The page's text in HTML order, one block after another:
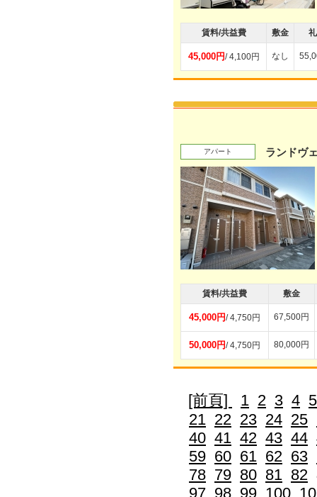
賃料/共益費 敷金
45,000円/ 4,100円 なし
アパート ランドヴ
賃料/共益費 敷金
45,000円/ 4,750円 67,500円
50,000円/ 4,750円 80,000円
[前頁] 1 2 3 4 5
21 22 23 24 25
40 41 42 43 44
59 60 61 62 63
78 79 80 81 82
97 98 99 100